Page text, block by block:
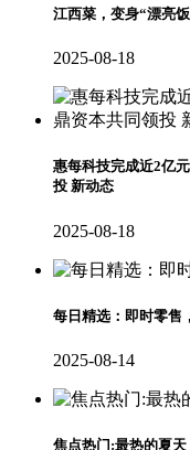
江西菜，变身“漂亮
2025-08-18
惠每科技完成近2亿
投 新动态
2025-08-18
每日精选：即时零售
2025-08-14
焦点热门:最热的夏